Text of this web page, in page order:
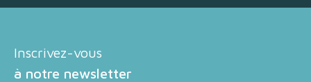
Inscrivez-vous
à notre newsletter